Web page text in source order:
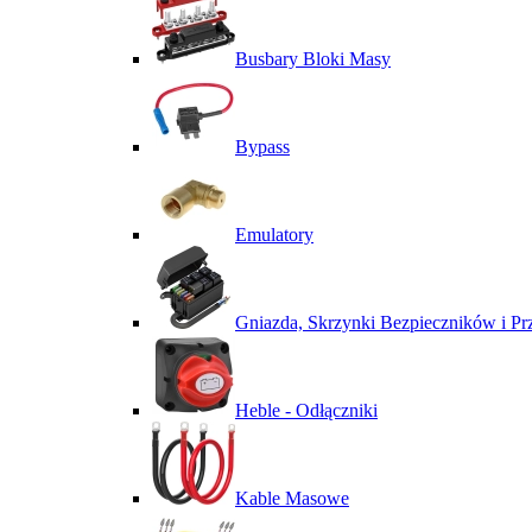
Busbary Bloki Masy
Bypass
Emulatory
Gniazda, Skrzynki Bezpieczników i
Heble - Odłączniki
Kable Masowe